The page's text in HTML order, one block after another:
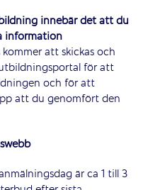
innebär det att du
information
att skickas och
för att
och för att
att du genomfört den
är ca 1 till 3